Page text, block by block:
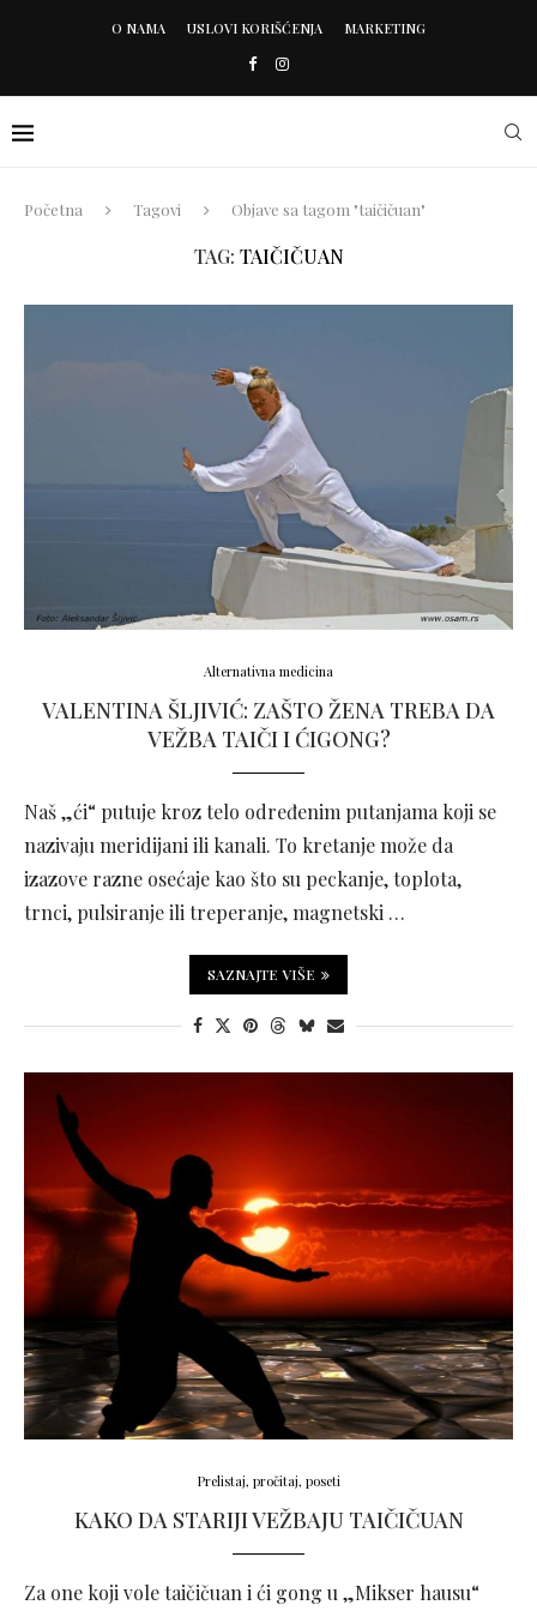
O NAMA USLOVI KORIŠĆENJA MARKETING
Početna Tagovi Objave sa tagom "taičičuan"
TAG: TAIČIČUAN
Alternativna medicina
VALENTINA ŠLJIVIĆ: ZAŠTO ŽENA TREBA DA
VEŽBA TAIČI I ĆIGONG?
Naš „ći“ putuje kroz telo određenim putanjama koji se
nazivaju meridijani ili kanali. To kretanje može da
izazove razne osećaje kao što su peckanje, toplota,
trnci, pulsiranje ili treperanje, magnetski …
SAZNAJTE VIŠE
Prelistaj, pročitaj, poseti
KAKO DA STARIJI VEŽBAJU TAIČIČUAN
Za one koji vole taičičuan i ći gong u „Mikser hausu“